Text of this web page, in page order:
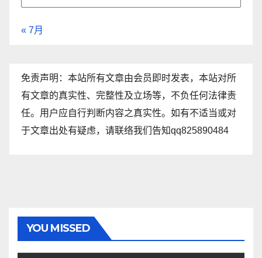
« 7月
免责声明：本站所有文章由会员即时发表，本站对所
有文章的真实性、完整性及立场等，不负任何法律责
任。用户应自行判断内容之真实性。如有不适当或对
于文章出处有疑虑，请联络我们告知qq825890484
YOU MISSED